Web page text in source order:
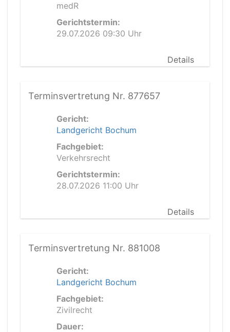
medR
Gerichtstermin:
29.07.2026 09:30 Uhr
Details
Terminsvertretung Nr. 877657
Gericht:
Landgericht Bochum
Fachgebiet:
Verkehrsrecht
Gerichtstermin:
28.07.2026 11:00 Uhr
Details
Terminsvertretung Nr. 881008
Gericht:
Landgericht Bochum
Fachgebiet:
Zivilrecht
Dauer: